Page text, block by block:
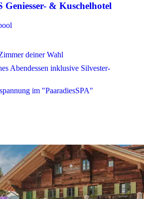
Geniesser- & Kuschelhotel
deiner Wahl
Abendessen inklusive Silvester-
im "PaaradiesSPA"